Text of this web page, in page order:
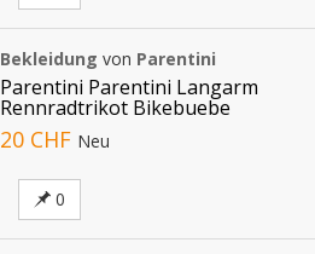
Bekleidung von Parentini
Parentini Parentini Langarm
Rennradtrikot Bikebuebe
20 CHF Neu
0